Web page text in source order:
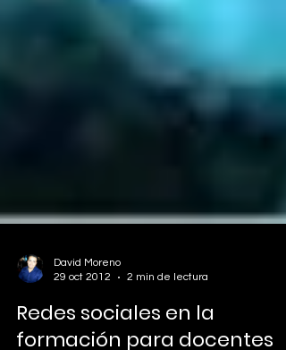
David Moreno
29 oct 2012
2 min de lectura